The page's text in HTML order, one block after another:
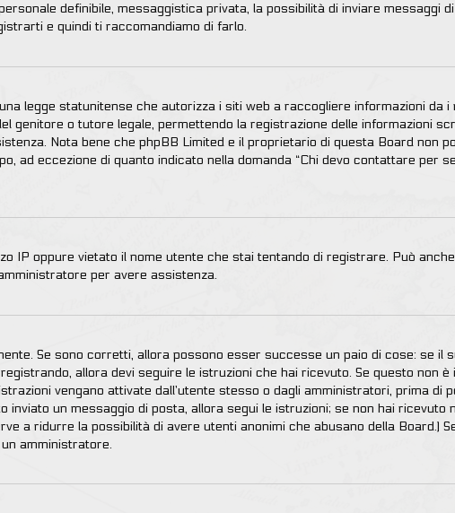
definibile, messaggistica privata, la possibilità di inviare messaggi
e quindi ti raccomandiamo di farlo.
legge statunitense che autorizza i siti web a raccogliere informazioni da
genitore o tutore legale, permettendo la registrazione delle informazioni
Nota bene che phpBB Limited e il proprietario di questa Board non
ad eccezione di quanto indicato nella domanda “Chi devo contattare per
IP oppure vietato il nome utente che stai tentando di registrare. Può
per avere assistenza.
Se sono corretti, allora possono esser successe un paio di cose: se il
allora devi seguire le istruzioni che hai ricevuto. Se questo non è
vengano attivate dall’utente stesso o dagli amministratori, prima di
un messaggio di posta, allora segui le istruzioni; se non hai ricevuto
a ridurre la possibilità di avere utenti anonimi che abusano della Board.)
amministratore.